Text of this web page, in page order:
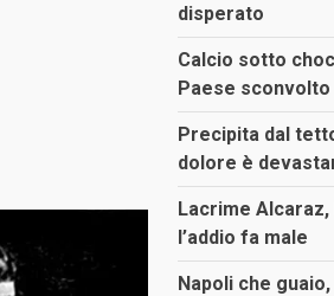
disperato
Calcio sotto
Paese sconvolto
Precipita dal
dolore è
Lacrime Alcaraz,
l’addio fa male
Napoli che